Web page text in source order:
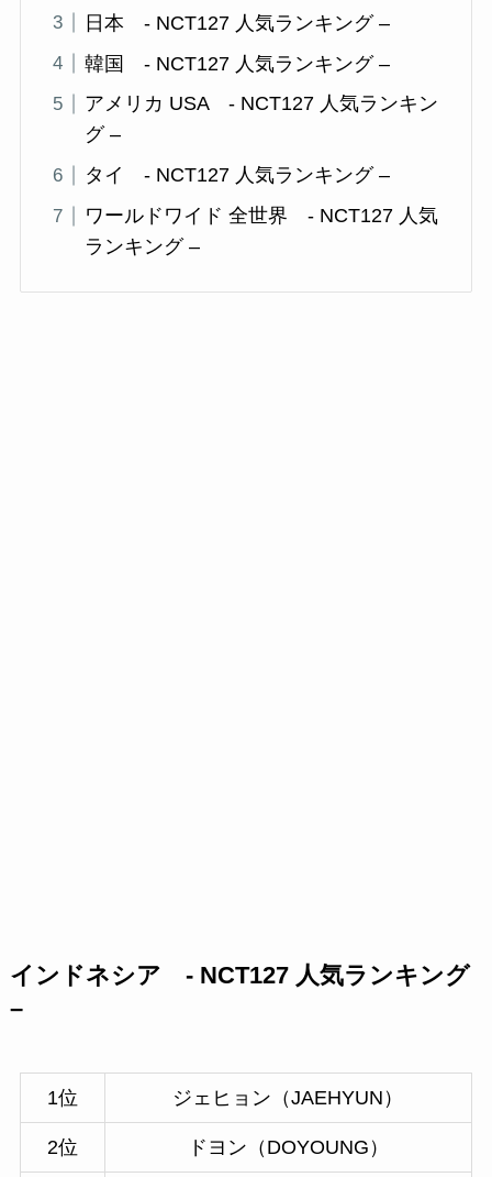
日本 - NCT127 人気ランキング –
韓国 - NCT127 人気ランキング –
アメリカ USA - NCT127 人気ランキン
グ –
タイ - NCT127 人気ランキング –
ワールドワイド 全世界 - NCT127 人気
ランキング –
インドネシア - NCT127 人気ランキング
–
1位 ジェヒョン（JAEHYUN）
2位 ドヨン（DOYOUNG）